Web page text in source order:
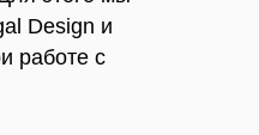
Design и
работе с